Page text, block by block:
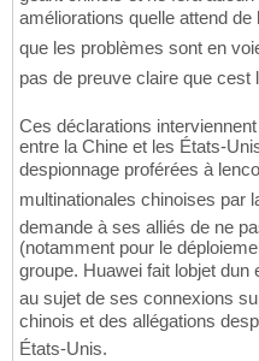
améliorations quelle attend
que les problèmes sont en voie
pas de preuve claire que
Ces déclarations
entre la Chine et les États-
despionnage proférées à
multinationales chinoises par
demande à ses alliés de ne
(notamment pour le
groupe. Huawei fait lobjet
au sujet de ses connexions
chinois et des allégations
États-Unis.